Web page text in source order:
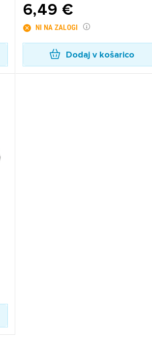
6,49 €
NI NA ZALOGI
Dodaj v košarico